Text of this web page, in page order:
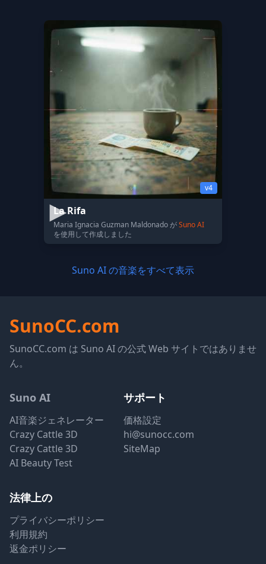
v4
La Rifa
Maria Ignacia Guzman Maldonado がSuno AI
を使用して作成しました
Suno AI の音楽をすべて表示
SunoCC.com
SunoCC.com は Suno AI の公式 Web サイトではありませ
ん。
Suno AI
AI音楽ジェネレーター
Crazy Cattle 3D
Crazy Cattle 3D
AI Beauty Test
サポート
価格設定
hi@sunocc.com
SiteMap
法律上の
プライバシーポリシー
利用規約
返金ポリシー